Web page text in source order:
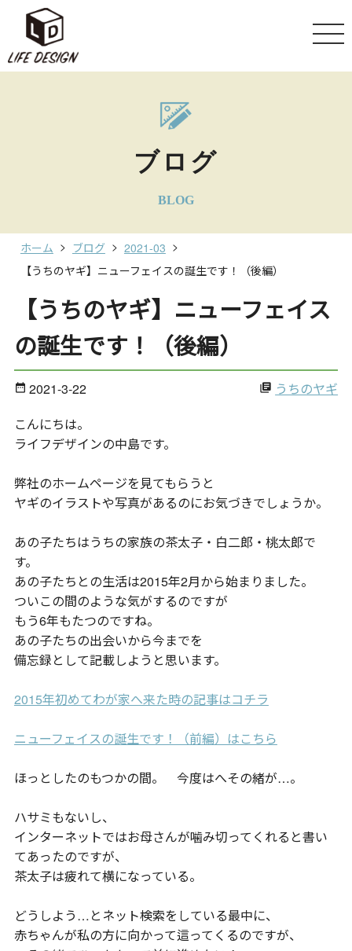
ブログ
BLOG
ホーム ブログ
2021-03
【うちのヤギ】ニューフェイスの誕生です！（後編）
【うちのヤギ】ニューフェイス
の誕生です！（後編）
date_range 2021-3-22 library_books うちのヤギ
こんにちは。
ライフデザインの中島です。
弊社のホームページを見てもらうと
ヤギのイラストや写真があるのにお気づきでしょうか。
あの子たちはうちの家族の茶太子・白二郎・桃太郎で
す。
あの子たちとの生活は2015年2月から始まりました。
ついこの間のような気がするのですが
もう6年もたつのですね。
あの子たちの出会いから今までを
備忘録として記載しようと思います。
2015年初めてわが家へ来た時の記事はコチラ
ニューフェイスの誕生です！（前編）はこちら
ほっとしたのもつかの間。 今度はへその緒が…。
ハサミもないし、
インターネットではお母さんが噛み切ってくれると書い
てあったのですが、
茶太子は疲れて横になっている。
どうしよう…とネット検索をしている最中に、
赤ちゃんが私の方に向かって這ってくるのですが、